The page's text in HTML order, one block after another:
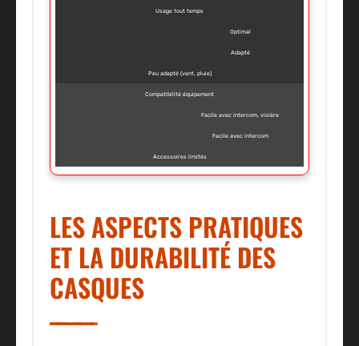
Usage tout temps
Optimal
Adapté
Peu adapté (vent, pluie)
Compatibilité équipement
Facile avec intercom, visière
Facile avec intercom
Accessoires limités
LES ASPECTS PRATIQUES
ET LA DURABILITÉ DES
CASQUES